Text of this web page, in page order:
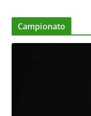
Campionato